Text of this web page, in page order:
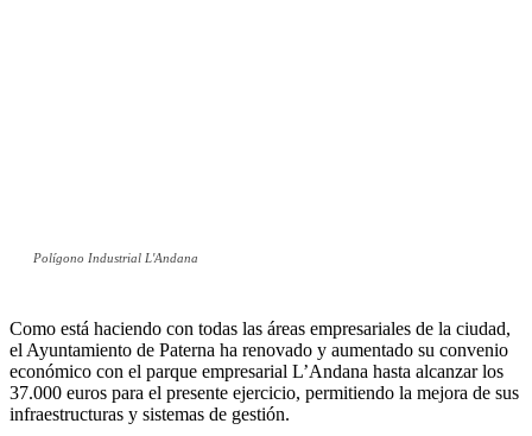
Polígono Industrial L'Andana
Como está haciendo con todas las áreas empresariales de la ciudad,
el Ayuntamiento de Paterna ha renovado y aumentado su convenio
económico con el parque empresarial L’Andana hasta alcanzar los
37.000 euros para el presente ejercicio, permitiendo la mejora de sus
infraestructuras y sistemas de gestión.